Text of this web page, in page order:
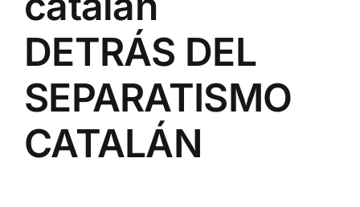
DETRÁS DEL
SEPARATISMO
CATALÁN